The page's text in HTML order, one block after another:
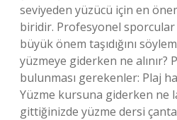
seviyeden yüzücü için en
biridir. Profesyonel
büyük önem taşıdığını
yüzmeye giderken ne alınır?
bulunması gerekenler: Plaj
Yüzme kursuna giderken ne
gittiğinizde yüzme dersi